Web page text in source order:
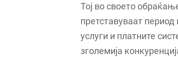
Тој во своето
претставуваат
услуги и платните
зголемија